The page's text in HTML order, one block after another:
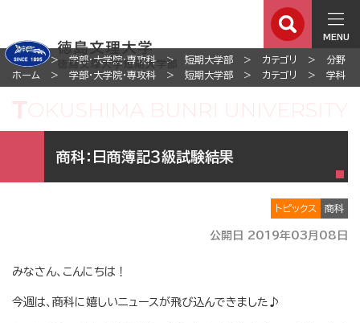
MENU
ホーム 学部・大学院・専攻科 短期大学部 カテゴリ
分野
ホーム
学部・大学院・専攻科 短期大学部 カテゴリ 学科
商科：日商簿記３級試験結果
トピックス 商科
公開日 2019年03月08日
みなさん、こんにちは！
今週は、商科に嬉しいニュースが飛び込んできました♪